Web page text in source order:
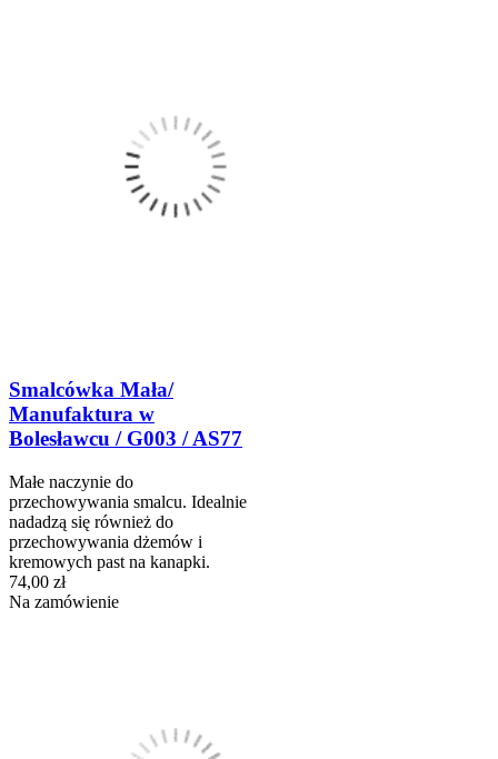
Smalcówka Mała/
Manufaktura w
Bolesławcu / G003 / AS77
Małe naczynie do
przechowywania smalcu. Idealnie
nadadzą się również do
przechowywania dżemów i
kremowych past na kanapki.
74,00 zł
Na zamówienie